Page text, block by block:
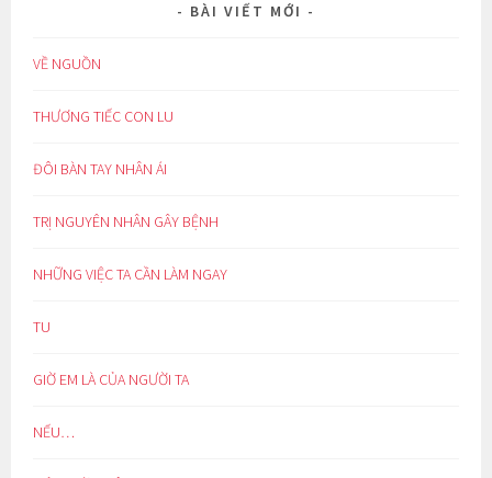
BÀI VIẾT MỚI
VỀ NGUỒN
THƯƠNG TIẾC CON LU
ĐÔI BÀN TAY NHÂN ÁI
TRỊ NGUYÊN NHÂN GÂY BỆNH
NHỮNG VIỆC TA CẦN LÀM NGAY
TU
GIỜ EM LÀ CỦA NGƯỜI TA
NẾU…